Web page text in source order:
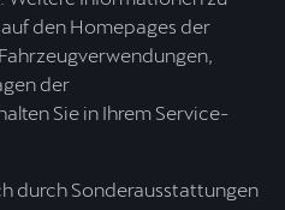
den Homepages der
der
Sie in Ihrem Service-
durch Sonderausstattungen